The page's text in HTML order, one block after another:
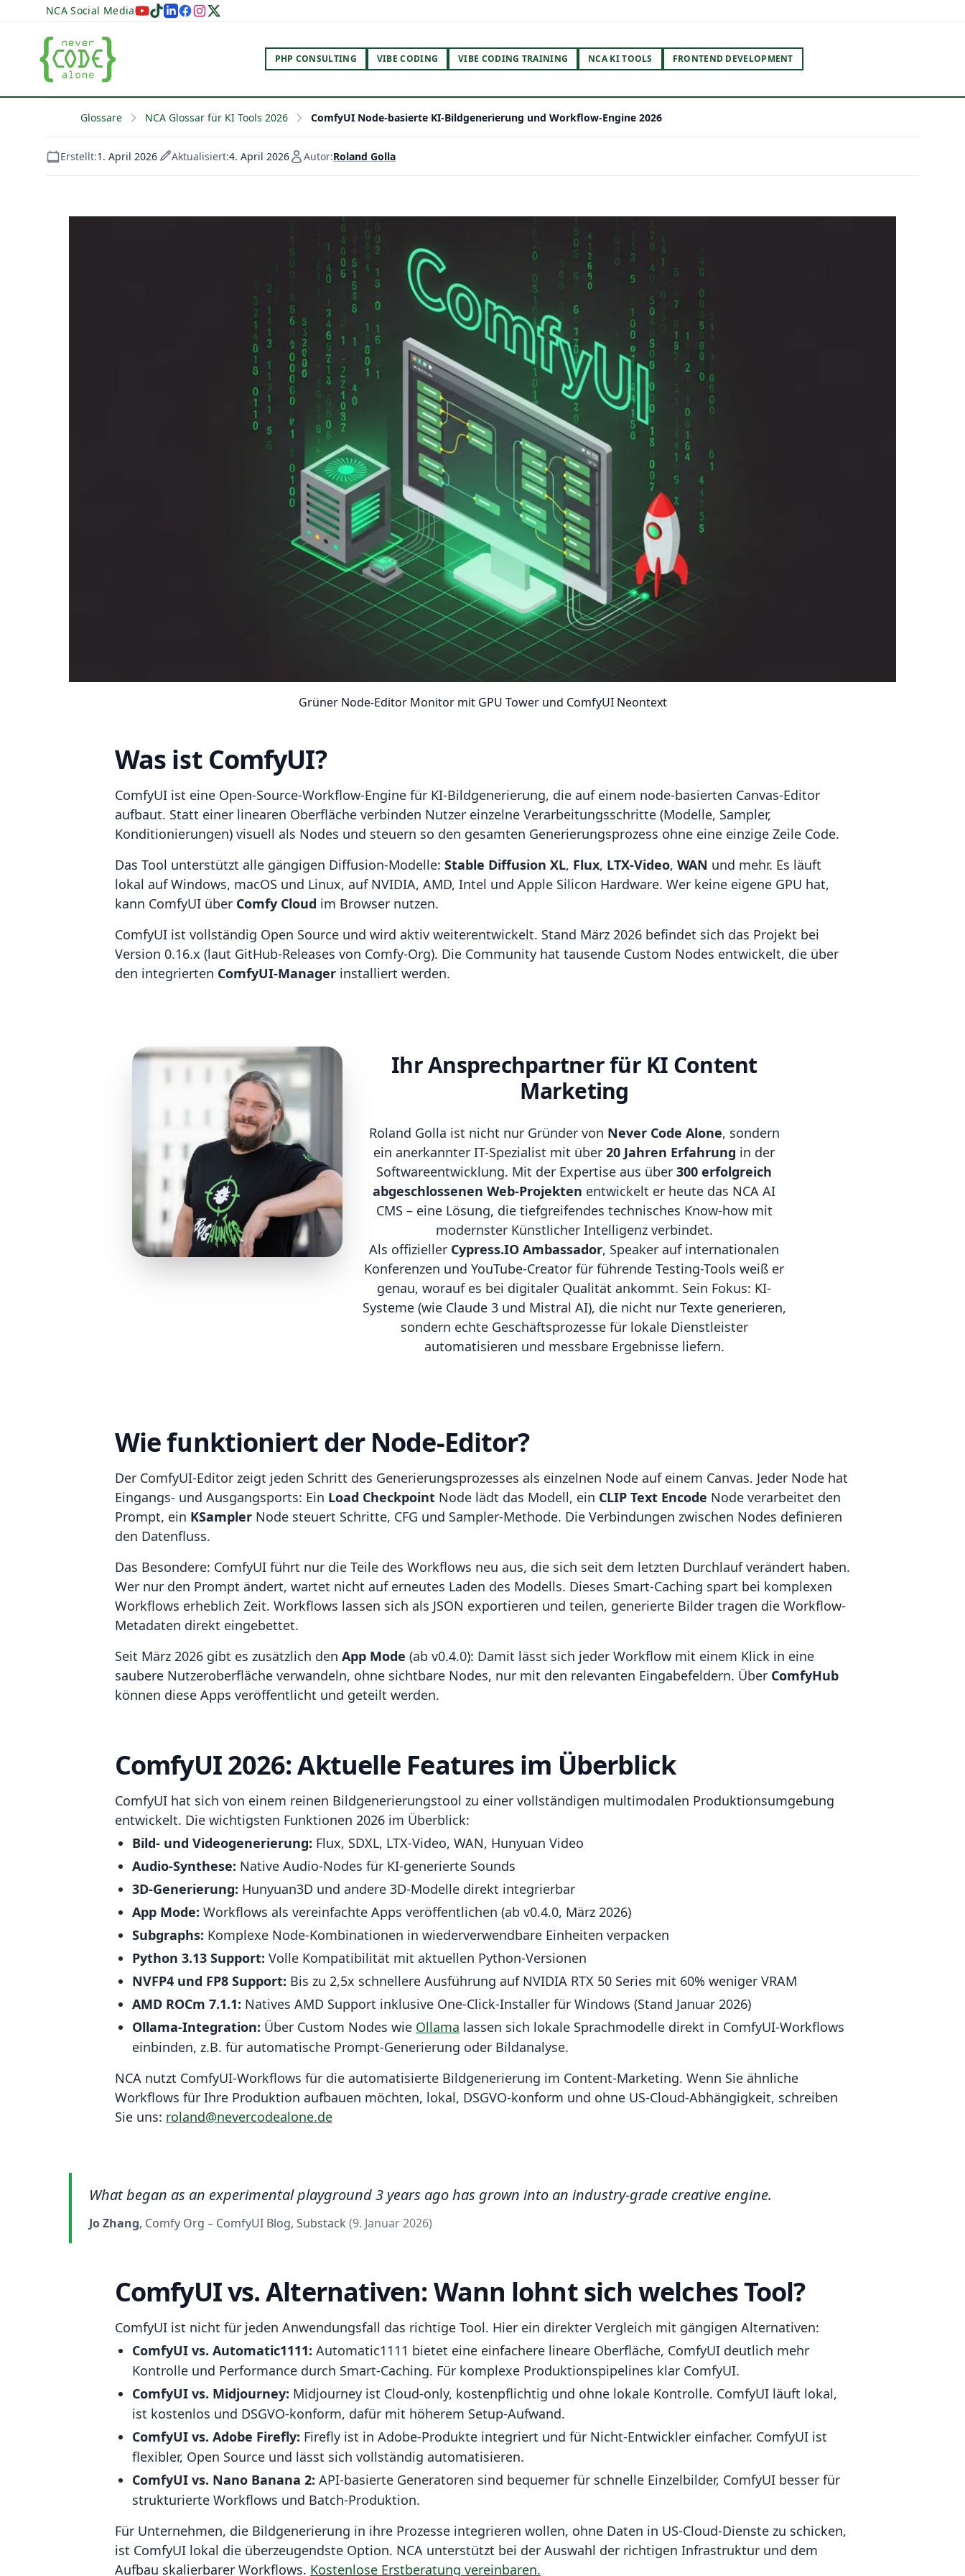
NCA Social Media
PHP CONSULTING VIBE CODING VIBE CODING TRAINING NCA KI TOOLS FRONTEND DEVELOPMENT
Glossare NCA Glossar für KI Tools 2026 ComfyUI Node-basierte KI-Bildgenerierung und Workflow-Engine 2026
Erstellt:1. April 2026 Aktualisiert:4. April 2026 Autor:Roland Golla
Grüner Node-Editor Monitor mit GPU Tower und ComfyUI Neontext
Was ist ComfyUI?
ComfyUI ist eine Open-Source-Workflow-Engine für KI-Bildgenerierung, die auf einem node-basierten Canvas-Editor
aufbaut. Statt einer linearen Oberfläche verbinden Nutzer einzelne Verarbeitungsschritte (Modelle, Sampler,
Konditionierungen) visuell als Nodes und steuern so den gesamten Generierungsprozess ohne eine einzige Zeile Code.
Das Tool unterstützt alle gängigen Diffusion-Modelle: Stable Diffusion XL, Flux, LTX-Video, WAN und mehr. Es läuft
lokal auf Windows, macOS und Linux, auf NVIDIA, AMD, Intel und Apple Silicon Hardware. Wer keine eigene GPU hat,
kann ComfyUI über Comfy Cloud im Browser nutzen.
ComfyUI ist vollständig Open Source und wird aktiv weiterentwickelt. Stand März 2026 befindet sich das Projekt bei
Version 0.16.x (laut GitHub-Releases von Comfy-Org). Die Community hat tausende Custom Nodes entwickelt, die über
den integrierten ComfyUI-Manager installiert werden.
Ihr Ansprechpartner für KI Content
Marketing
Roland Golla ist nicht nur Gründer von Never Code Alone, sondern
ein anerkannter IT-Spezialist mit über20 Jahren Erfahrung in der
Softwareentwicklung. Mit der Expertise aus über300 erfolgreich
abgeschlossenen Web-Projekten entwickelt er heute das NCA AI
CMS – eine Lösung, die tiefgreifendes technisches Know-how mit
modernster Künstlicher Intelligenz verbindet.
Als offizieller Cypress.IO Ambassador, Speaker auf internationalen
Konferenzen und YouTube-Creator für führende Testing-Tools weiß er
genau, worauf es bei digitaler Qualität ankommt. Sein Fokus: KI-
Systeme (wie Claude 3 und Mistral AI), die nicht nur Texte generieren,
sondern echte Geschäftsprozesse für lokale Dienstleister
automatisieren und messbare Ergebnisse liefern.
Wie funktioniert der Node-Editor?
Der ComfyUI-Editor zeigt jeden Schritt des Generierungsprozesses als einzelnen Node auf einem Canvas. Jeder Node hat
Eingangs- und Ausgangsports: Ein Load Checkpoint Node lädt das Modell, ein CLIP Text Encode Node verarbeitet den
Prompt, ein KSampler Node steuert Schritte, CFG und Sampler-Methode. Die Verbindungen zwischen Nodes definieren
den Datenfluss.
Das Besondere: ComfyUI führt nur die Teile des Workflows neu aus, die sich seit dem letzten Durchlauf verändert haben.
Wer nur den Prompt ändert, wartet nicht auf erneutes Laden des Modells. Dieses Smart-Caching spart bei komplexen
Workflows erheblich Zeit. Workflows lassen sich als JSON exportieren und teilen, generierte Bilder tragen die Workflow-
Metadaten direkt eingebettet.
Seit März 2026 gibt es zusätzlich den App Mode (ab v0.4.0): Damit lässt sich jeder Workflow mit einem Klick in eine
saubere Nutzeroberfläche verwandeln, ohne sichtbare Nodes, nur mit den relevanten Eingabefeldern. Über ComfyHub
können diese Apps veröffentlicht und geteilt werden.
ComfyUI 2026: Aktuelle Features im Überblick
ComfyUI hat sich von einem reinen Bildgenerierungstool zu einer vollständigen multimodalen Produktionsumgebung
entwickelt. Die wichtigsten Funktionen 2026 im Überblick:
Bild- und Videogenerierung: Flux, SDXL, LTX-Video, WAN, Hunyuan Video
Audio-Synthese: Native Audio-Nodes für KI-generierte Sounds
3D-Generierung: Hunyuan3D und andere 3D-Modelle direkt integrierbar
App Mode: Workflows als vereinfachte Apps veröffentlichen (ab v0.4.0, März 2026)
Subgraphs: Komplexe Node-Kombinationen in wiederverwendbare Einheiten verpacken
Python 3.13 Support: Volle Kompatibilität mit aktuellen Python-Versionen
NVFP4 und FP8 Support: Bis zu 2,5x schnellere Ausführung auf NVIDIA RTX 50 Series mit 60% weniger VRAM
AMD ROCm 7.1.1: Natives AMD Support inklusive One-Click-Installer für Windows (Stand Januar 2026)
Ollama-Integration: Über Custom Nodes wie Ollama lassen sich lokale Sprachmodelle direkt in ComfyUI-Workflows
einbinden, z.B. für automatische Prompt-Generierung oder Bildanalyse.
NCA nutzt ComfyUI-Workflows für die automatisierte Bildgenerierung im Content-Marketing. Wenn Sie ähnliche
Workflows für Ihre Produktion aufbauen möchten, lokal, DSGVO-konform und ohne US-Cloud-Abhängigkeit, schreiben
Sie uns: roland@nevercodealone.de
What began as an experimental playground 3 years ago has grown into an industry-grade creative engine.
Jo Zhang, Comfy Org – ComfyUI Blog, Substack (9. Januar 2026)
ComfyUI vs. Alternativen: Wann lohnt sich welches Tool?
ComfyUI ist nicht für jeden Anwendungsfall das richtige Tool. Hier ein direkter Vergleich mit gängigen Alternativen:
ComfyUI vs. Automatic1111: Automatic1111 bietet eine einfachere lineare Oberfläche, ComfyUI deutlich mehr
Kontrolle und Performance durch Smart-Caching. Für komplexe Produktionspipelines klar ComfyUI.
ComfyUI vs. Midjourney: Midjourney ist Cloud-only, kostenpflichtig und ohne lokale Kontrolle. ComfyUI läuft lokal,
ist kostenlos und DSGVO-konform, dafür mit höherem Setup-Aufwand.
ComfyUI vs. Adobe Firefly: Firefly ist in Adobe-Produkte integriert und für Nicht-Entwickler einfacher. ComfyUI ist
flexibler, Open Source und lässt sich vollständig automatisieren.
ComfyUI vs. Nano Banana 2: API-basierte Generatoren sind bequemer für schnelle Einzelbilder, ComfyUI besser für
strukturierte Workflows und Batch-Produktion.
Für Unternehmen, die Bildgenerierung in ihre Prozesse integrieren wollen, ohne Daten in US-Cloud-Dienste zu schicken,
ist ComfyUI lokal die überzeugendste Option. NCA unterstützt bei der Auswahl der richtigen Infrastruktur und dem
Aufbau skalierbarer Workflows. Kostenlose Erstberatung vereinbaren.